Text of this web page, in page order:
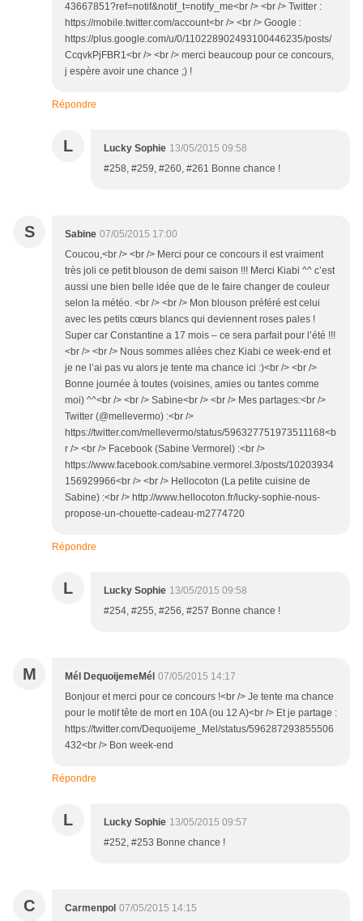
43667851?ref=notif&notif_t=notify_me<br /> <br /> Twitter :
https://mobile.twitter.com/account<br /> <br /> Google :
https://plus.google.com/u/0/110228902493100446235/posts/
CcqvkPjFBR1<br /> <br /> merci beaucoup pour ce concours,
j espère avoir une chance ;) !
Répondre
L Lucky Sophie 13/05/2015 09:58
#258, #259, #260, #261 Bonne chance !
S Sabine 07/05/2015 17:00
Coucou,<br /> <br /> Merci pour ce concours il est vraiment
très joli ce petit blouson de demi saison !!! Merci Kiabi ^^ c’est
aussi une bien belle idée que de le faire changer de couleur
selon la météo. <br /> <br /> Mon blouson préféré est celui
avec les petits cœurs blancs qui deviennent roses pales !
Super car Constantine a 17 mois – ce sera parfait pour l’été !!!
<br /> <br /> Nous sommes allées chez Kiabi ce week-end et
je ne l’ai pas vu alors je tente ma chance ici :)<br /> <br />
Bonne journée à toutes (voisines, amies ou tantes comme
moi) ^^<br /> <br /> Sabine<br /> <br /> Mes partages:<br />
Twitter (@mellevermo) :<br />
https://twitter.com/mellevermo/status/596327751973511168<b
r /> <br /> Facebook (Sabine Vermorel) :<br />
https://www.facebook.com/sabine.vermorel.3/posts/10203934
156929966<br /> <br /> Hellocoton (La petite cuisine de
Sabine) :<br /> http://www.hellocoton.fr/lucky-sophie-nous-
propose-un-chouette-cadeau-m2774720
Répondre
L Lucky Sophie 13/05/2015 09:58
#254, #255, #256, #257 Bonne chance !
M Mél DequoijemeMél 07/05/2015 14:17
Bonjour et merci pour ce concours !<br /> Je tente ma chance
pour le motif tête de mort en 10A (ou 12 A)<br /> Et je partage :
https://twitter.com/Dequoijeme_Mel/status/596287293855506
432<br /> Bon week-end
Répondre
L Lucky Sophie 13/05/2015 09:57
#252, #253 Bonne chance !
C Carmenpol 07/05/2015 14:15